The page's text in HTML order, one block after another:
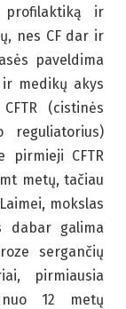
ir
nes CF dar ir
paveldima
medikų akys
(cistinės
reguliatorius)
pirmieji CFTR
metų, tačiau
mokslas
dabar galima
sergančių
pirmiausia
nuo 12 metų